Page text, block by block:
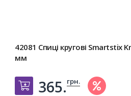
42081 Спиці кругові Smartstix
мм
Добавить в корзину
365.грн.